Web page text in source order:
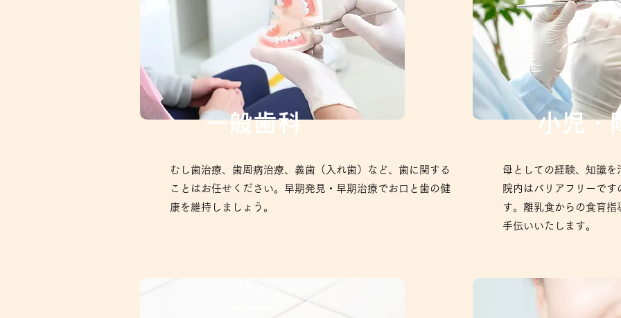
一般歯科
むし歯治療、歯周病治療、義歯（入れ歯）など、歯に関する
ことはお任せください。早期発見・早期治療でお口と歯の健
康を維持しましょう。
小児・
母としての経験、知識
院内はバリアフリーで
す。離乳食からの食育
手伝いいたします。